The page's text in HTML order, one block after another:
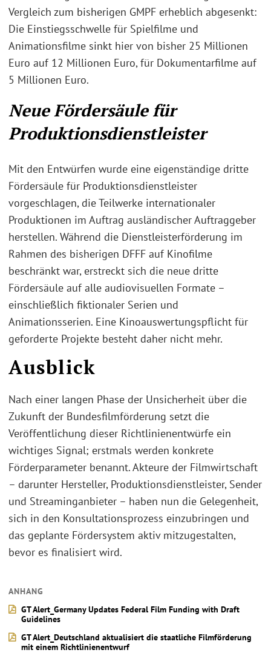
Vergleich zum bisherigen GMPF erheblich abgesenkt:
Die Einstiegsschwelle für Spielfilme und
Animationsfilme sinkt hier von bisher 25 Millionen
Euro auf 12 Millionen Euro, für Dokumentarfilme auf
5 Millionen Euro.
Neue Fördersäule für
Produktionsdienstleister
Mit den Entwürfen wurde eine eigenständige dritte
Fördersäule für Produktionsdienstleister
vorgeschlagen, die Teilwerke internationaler
Produktionen im Auftrag ausländischer Auftraggeber
herstellen. Während die Dienstleisterförderung im
Rahmen des bisherigen DFFF auf Kinofilme
beschränkt war, erstreckt sich die neue dritte
Fördersäule auf alle audiovisuellen Formate –
einschließlich fiktionaler Serien und
Animationsserien. Eine Kinoauswertungspflicht für
geforderte Projekte besteht daher nicht mehr.
Ausblick
Nach einer langen Phase der Unsicherheit über die
Zukunft der Bundesfilmförderung setzt die
Veröffentlichung dieser Richtlinienentwürfe ein
wichtiges Signal; erstmals werden konkrete
Förderparameter benannt. Akteure der Filmwirtschaft
– darunter Hersteller, Produktionsdienstleister, Sender
und Streaminganbieter – haben nun die Gelegenheit,
sich in den Konsultationsprozess einzubringen und
das geplante Fördersystem aktiv mitzugestalten,
bevor es finalisiert wird.
ANHANG
GT Alert_Germany Updates Federal Film Funding with Draft
Guidelines
GT Alert_Deutschland aktualisiert die staatliche Filmförderung
mit einem Richtlinienentwurf